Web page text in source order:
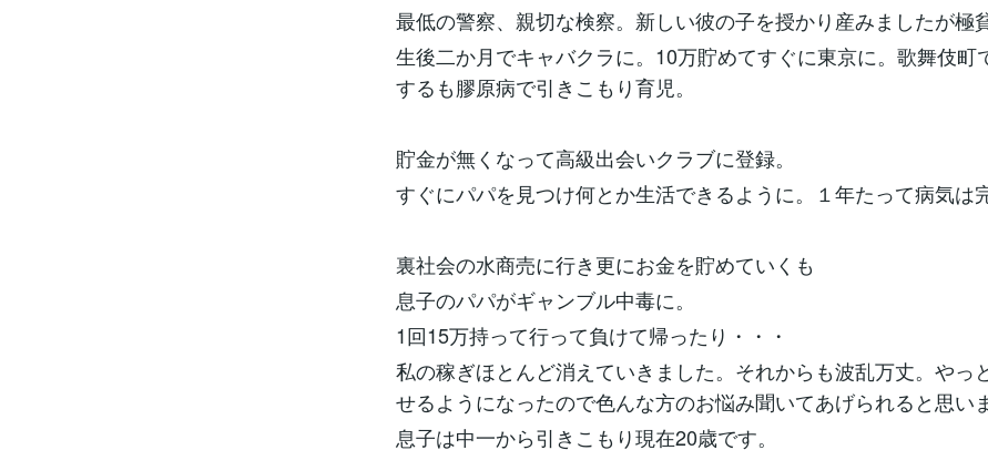
最低の警察、親切な検察。新しい彼の子を授かり産みましたが極
生後二か月でキャバクラに。10万貯めてすぐに東京に。歌舞伎町
するも膠原病で引きこもり育児。
貯金が無くなって高級出会いクラブに登録。
すぐにパパを見つけ何とか生活できるように。１年たって病気は完
裏社会の水商売に行き更にお金を貯めていくも
息子のパパがギャンブル中毒に。
1回15万持って行って負けて帰ったり・・・
私の稼ぎほとんど消えていきました。それからも波乱万丈。やっ
せるようになったので色んな方のお悩み聞いてあげられると思いま
息子は中一から引きこもり現在20歳です。